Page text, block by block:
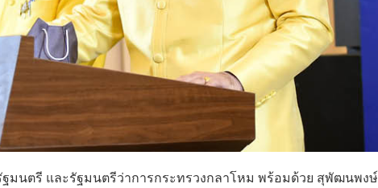
มนตรี และรัฐมนตรีว่าการกระทรวงกลาโหม พร้อมด้วย สุพัฒนพงษ์